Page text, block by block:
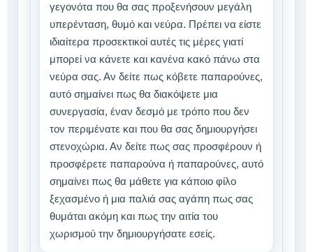
γεγονότα που θα σας προξενήσουν μεγάλη
υπερένταση, θυμό και νεύρα. Πρέπει να είστε
ιδιαίτερα προσεκτικοί αυτές τις μέρες γιατί
μπορεί να κάνετε και κανένα κακό πάνω στα
νεύρα σας. Αν δείτε πως κόβετε παπαρούνες,
αυτό σημαίνει πως θα διακόψετε μια
συνεργασία, έναν δεσμό με τρόπο που δεν
τον περιμένατε και που θα σας δημιουργήσει
στενοχώρια. Αν δείτε πως σας προσφέρουν ή
προσφέρετε παπαρούνα ή παπαρούνες, αυτό
σημαίνει πως θα μάθετε για κάποιο φίλο
ξεχασμένο ή μια παλιά σας αγάπη πως σας
θυμάται ακόμη και πως την αιτία του
χωρισμού την δημιουργήσατε εσείς.